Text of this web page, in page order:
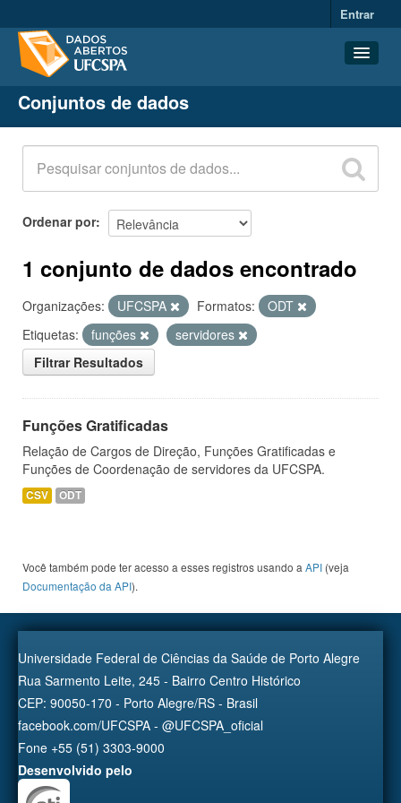
Entrar
Conjuntos de dados
Organizações
Grupos
Sobre
Conjuntos de dados
Ordenar por
1 conjunto de dados encontrado
Organizações: UFCSPA Formatos:
ODT
Etiquetas:
funções
servidores
Filtrar Resultados
Funções Gratificadas
Relação de Cargos de Direção, Funções Gratificadas e
Funções de Coordenação de servidores da UFCSPA.
CSV ODT
Você também pode ter acesso a esses registros usando a API (veja
Documentação da API).
Universidade Federal de Ciências da Saúde de Porto Alegre
Rua Sarmento Leite, 245 - Bairro Centro Histórico
CEP: 90050-170 - Porto Alegre/RS - Brasil
facebook.com/UFCSPA - @UFCSPA_oficial
Fone +55 (51) 3303-9000
Desenvolvido pelo